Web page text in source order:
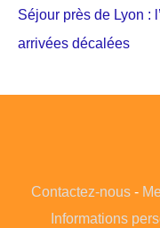
Séjour près de Lyon :
arrivées décalées
Contactez-nous-
Informations